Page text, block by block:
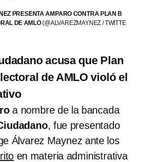
PRESENTA AMPARO CONTRA PLAN B
DE AMLO(@ALVAREZMAYNEZ / TWITTE
acusa que Plan
de AMLO violó el
a nombre de la bancada
, fue presentado
Álvarez Maynez ante los
en materia administrativa